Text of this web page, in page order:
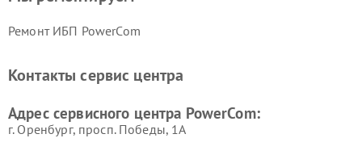
Ремонт ИБП PowerCom
Контакты сервис центра
Адрес сервисного центра PowerCom:
г. Оренбург, просп. Победы, 1А